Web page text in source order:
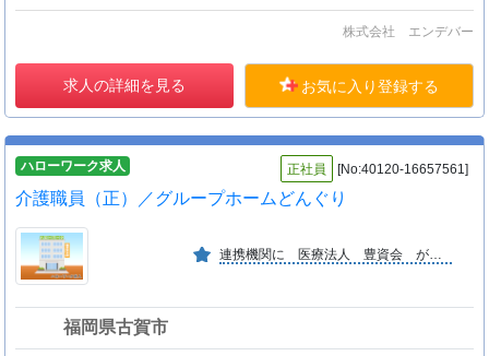
株式会社 エンデバー
求人の詳細を見る お気に入り登録する
ハローワーク求人 正社員 [No:40120-16657561]
介護職員（正）／グループホームどんぐり
連携機関に 医療法人 豊資会 があります。
福岡県古賀市